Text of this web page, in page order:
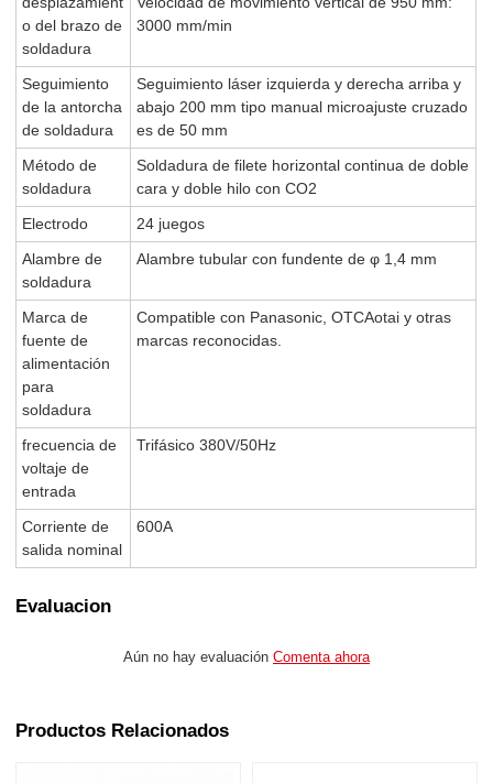
o del brazo de
soldadura
3000 mm/min
Seguimiento
de la antorcha
de soldadura
Seguimiento láser izquierda y derecha arriba y
abajo 200 mm tipo manual microajuste cruzado
es de 50 mm
Método de
soldadura
Soldadura de filete horizontal continua de doble
cara y doble hilo con CO2
Electrodo
24 juegos
Alambre de
soldadura
Alambre tubular con fundente de φ 1,4 mm
Marca de
fuente de
alimentación
para
soldadura
Compatible con Panasonic, OTCAotai y otras
marcas reconocidas.
frecuencia de
voltaje de
entrada
Trifásico 380V/50Hz
Corriente de
salida nominal
600A
Evaluacion
Aún no hay evaluación Comenta ahora
Productos Relacionados